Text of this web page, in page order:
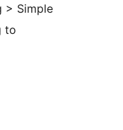
> Simple
to